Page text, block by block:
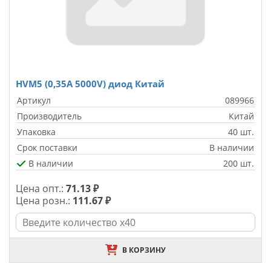
HVM5 (0,35A 5000V) диод Китай
Артикул
089966
Производитель
Китай
Упаковка
40 шт.
Срок поставки
В наличии
В наличии
200 шт.
Цена опт.: 71.13 ₽
Цена розн.: 111.67 ₽
В КОРЗИНУ